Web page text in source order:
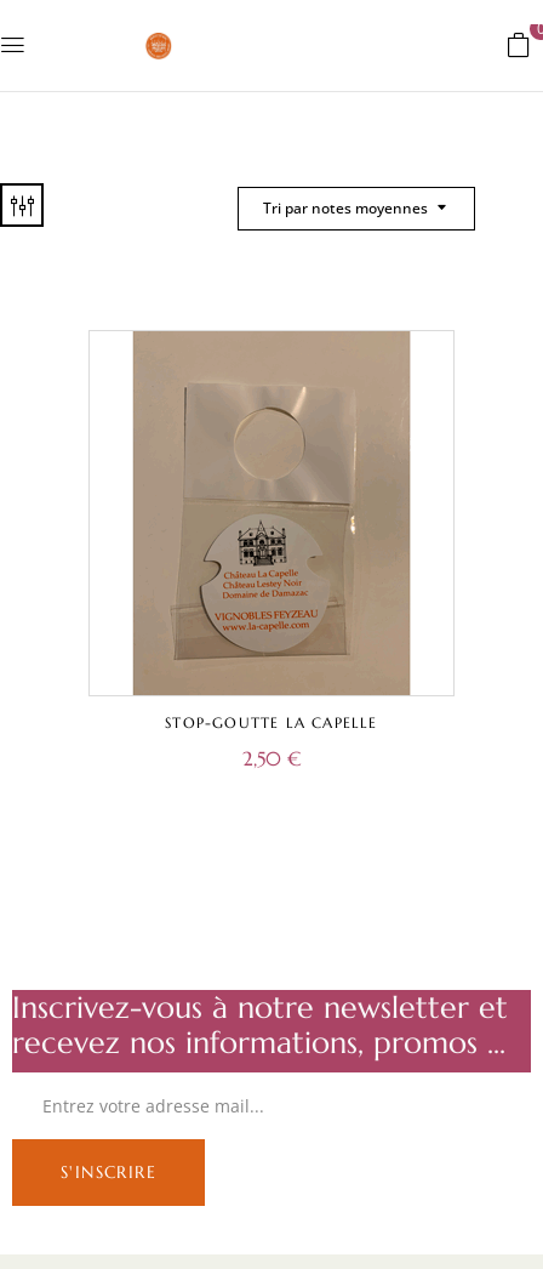
Tri par notes moyennes
STOP-GOUTTE LA CAPELLE
2,50 €
Inscrivez-vous à notre newsletter et
recevez nos informations, promos ...